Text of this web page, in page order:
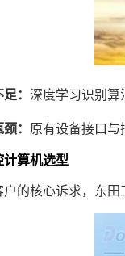
： 深度学习识别算
： 原有设备接口与
算机选型
核心诉求，东田